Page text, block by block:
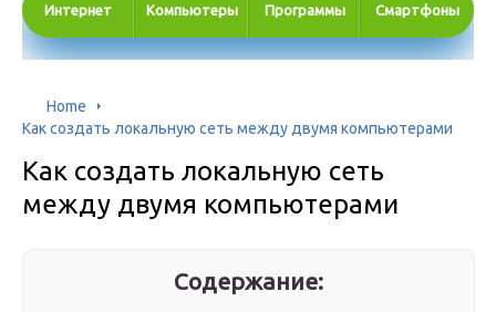
Интернет Компьютеры Программы Смартфоны
Home
Как создать локальную сеть между двумя компьютерами
Как создать локальную сеть
между двумя компьютерами
Содержание: